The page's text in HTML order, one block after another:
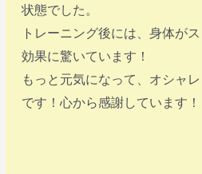
状態でした。
トレーニング後には、身体が
効果に驚いています！
もっと元気になって、オシャ
です！心から感謝しています！